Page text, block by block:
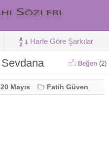
Harfe Göre Şarkılar
Beğen (2)
20 Mayıs Fatih Güven